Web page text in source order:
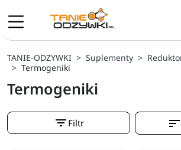
TANIE-ODZYWKI Suplementy
Termogeniki
Termogeniki
filter_list Filtr sort